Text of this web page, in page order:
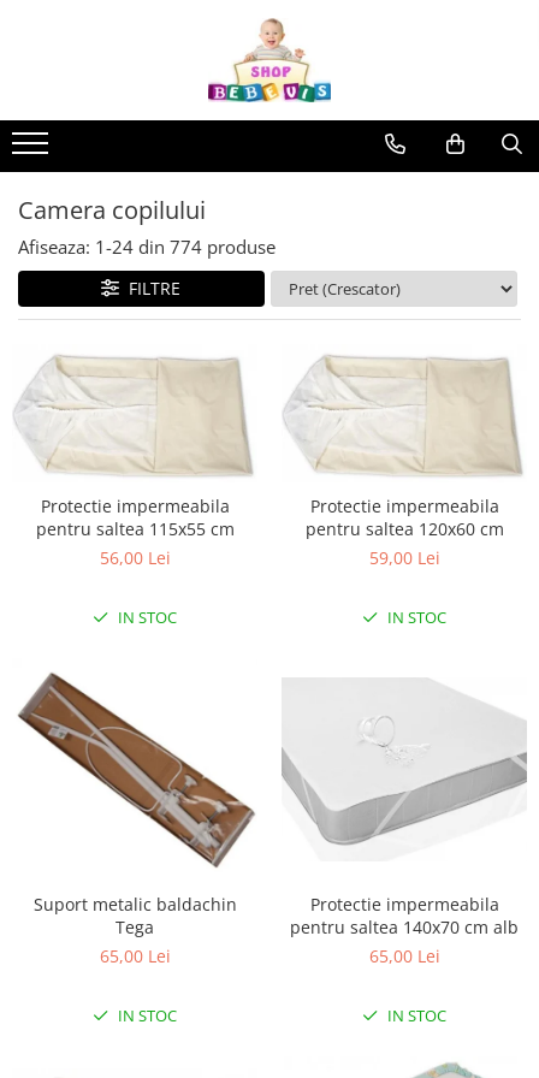
Carucioare copii
Carucioare copii sport
Carucioare copii 2in1
Carucioare copii 3in1
Carucioare gemeni
Accesorii carucioare copii
Huse ploaie si antiinsecte
Saci si invelitoare
Adaptoare
Umbrele carucioare
Accesorii diverse carucioare
Landouri pentru bebelusi
Scaune auto copii
Patuturi copii
Patuturi lemn 140 x 70 cm
Patuturi lemn 160 x 80 cm
Pat tineret
Patuturi pliabile si tarcuri de joaca
Saltele patut copii
Saltele de la 140 x 70 cm
Saltele 127 x 63 cm
Lenjerii patuturi
Camera copilului
Afiseaza: 1-24 din 774 produse
FILTRE
Protectie impermeabila
pentru saltea 115x55 cm
56,00 Lei
IN STOC
Protectie impermeabila
pentru saltea 120x60 cm
59,00 Lei
IN STOC
Suport metalic baldachin
Tega
65,00 Lei
IN STOC
Protectie impermeabila
pentru saltea 140x70 cm alb
65,00 Lei
IN STOC